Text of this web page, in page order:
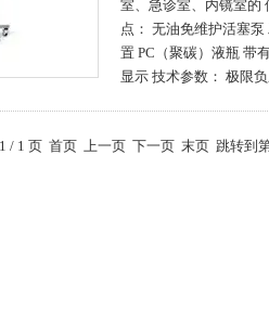
室、急诊室、内镜室的
点： 无油免维护活塞
置 PC（聚碳）液瓶 带
显示 技术参数： 极限
/ 1 页 首页 上一页 下一页 末页 跳转到